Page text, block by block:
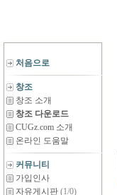
처음으로
창조
창조 소개
창조 다운로드
CUGz.com 소개
온라인 도움말
커뮤니티
가입인사
자유게시판 (1/0)